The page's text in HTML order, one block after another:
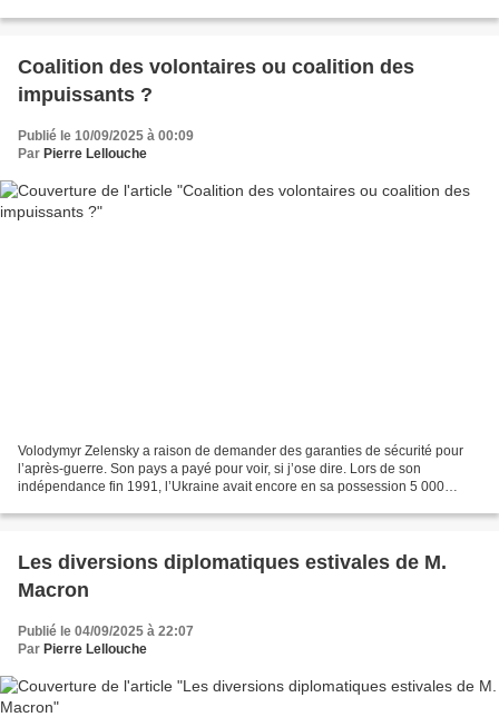
Coalition des volontaires ou coalition des
impuissants ?
Publié le 10/09/2025 à 00:09
Par Pierre Lellouche
Volodymyr Zelensky a raison de demander des garanties de sécurité pour
l’après-guerre. Son pays a payé pour voir, si j’ose dire. Lors de son
indépendance fin 1991, l’Ukraine avait encore en sa possession 5 000
Les diversions diplomatiques estivales de M.
Macron
Publié le 04/09/2025 à 22:07
Par Pierre Lellouche